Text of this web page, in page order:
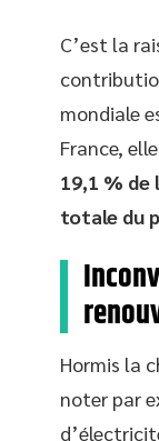
C’est la
mondiale
France,
19,1 %
totale du
Hormis la
noter par